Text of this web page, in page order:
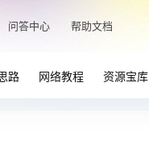
问答中心 帮助文档
路 网络教程 资源宝库